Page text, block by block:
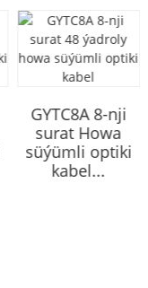
GYTC8A 8-nji
surat Howa
süýümli optiki
kabel...